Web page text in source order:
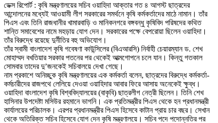
ডেক্স রিপোর্ট : কৃষি মন্ত্রণালয়ের সচিব ওয়াহিদা আক্তার গত ৪ আগস্ট ছাত্রদের
আন্দোলনের মধ্যেই আওয়ামী লীগ সরকারের সমর্থনে কৃষি কর্মকর্তাদের মাঠে নামান। তাঁর
পিএস এবং তিনি রাজধানীর খামারবাড়ি ও মানিকনগরে বঙ্গবন্ধু কৃষিবিদ পরিষদের কথিত
শান্তি সমাবেশের নামে মহড়ায় যোগ দেন। সরকারের পক্ষে বেপরোয়া ছিলেন ওয়াহিদা।
তাঁর বিরুদ্ধে রয়েছে দুর্নীতির বহু অভিযোগ।
তাঁর স্বামী বাংলাদেশ কৃষি গবেষণা কাউন্সিলের (বিএআরসি) নির্বাহী চেয়ারম্যান ড. শেখ
মোহাম্মদ বখতিয়ার সরকার পতনের পর থেকেই আত্মগোপনে চলে যান। কিন্তু গতকাল
সোমবার তাদের দু’জনকেই সচিবালয়ে দেখা গেছে।
নাম প্রকাশে অনিচ্ছুক কৃষি মন্ত্রণালয়ের এক কর্মকর্তা বলেন, ছাত্রদের বিরুদ্ধে কর্মকর্তা-
কর্মচারীদের রাজপথে লেলিয়ে দেওয়া ওয়াহিদার আবার ফিরে আসায় অনেকেই ক্ষুব্ধ।
ওয়াহিদা বাংলাদেশ কৃষি বিশ্ববিদ্যালয়ের (বাকৃবি) ছাত্রলীগ নেত্রী ছিলেন। তিনি শেখ
হাসিনার উপদেষ্টা মসিউর রহমানে ভাগনি। এক প্রতিমন্ত্রীর পিএস থেকে হন প্রধানমন্ত্রী
কার্যালয়ের পরিচালক। এরপর প্রধানমন্ত্রীর পিএস হিসেবে কাটান প্রায় চার বছর। সেখান
থেকে অতিরিক্ত সচিব হিসেবে যোগ দেন কৃষি মন্ত্রণালয়ে। সচিব পদে পদোন্নতির পর